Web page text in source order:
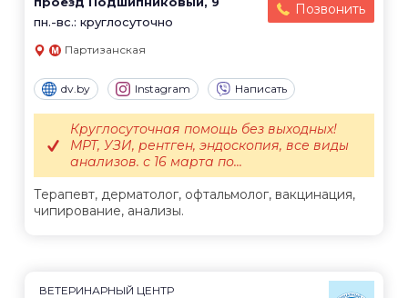
пн.-вс.: круглосуточно
Позвонить
Партизанская
dv.by Instagram Написать
Терапевт, дерматолог, офтальмолог, вакцинация,
чипирование, анализы.
Круглосуточная помощь без выходных!
МРТ, УЗИ, рентген, эндоскопия, все виды
анализов. с 16 марта по...
ВЕТЕРИНАРНЫЙ ЦЕНТР